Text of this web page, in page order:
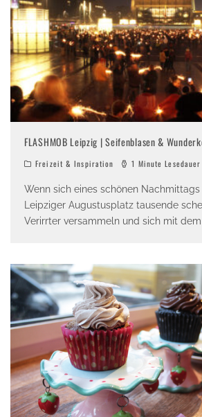
FLASHMOB Leipzig | Seifenblasen &
Freizeit & Inspiration 1 Minute Lesedauer
Wenn sich eines schönen
Leipziger Augustusplatz tausende
Verirrter versammeln und sich mit